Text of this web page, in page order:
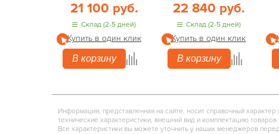
21 100 руб.
Склад (2-5 дней)
Купить в один клик
В корзину
22 840 руб.
Склад (2-5 дней)
Купить в один клик
В корзину
Информация, представленная на сайте, носит справочный
технические характеристики, внешний вид и комплектацию
Все характеристики вы можете уточнить у наших менеджеров